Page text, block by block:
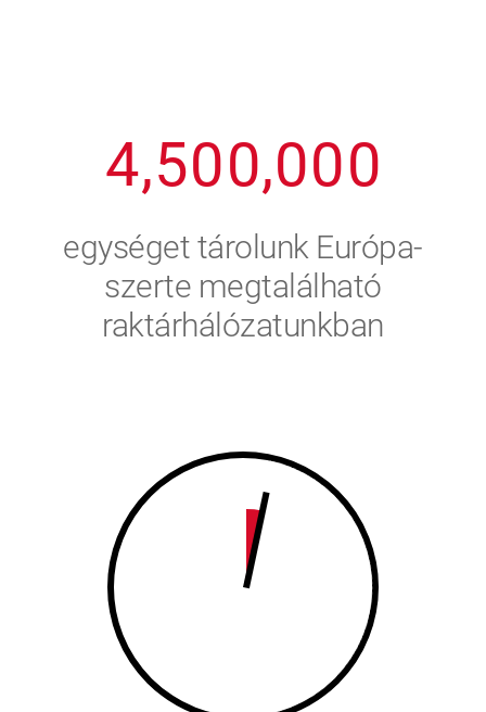
4
5
6
7
0
,5
6
7
8
0
00,000
egységet tárolunk Európa-
szerte megtalálható
raktárhálózatunkban